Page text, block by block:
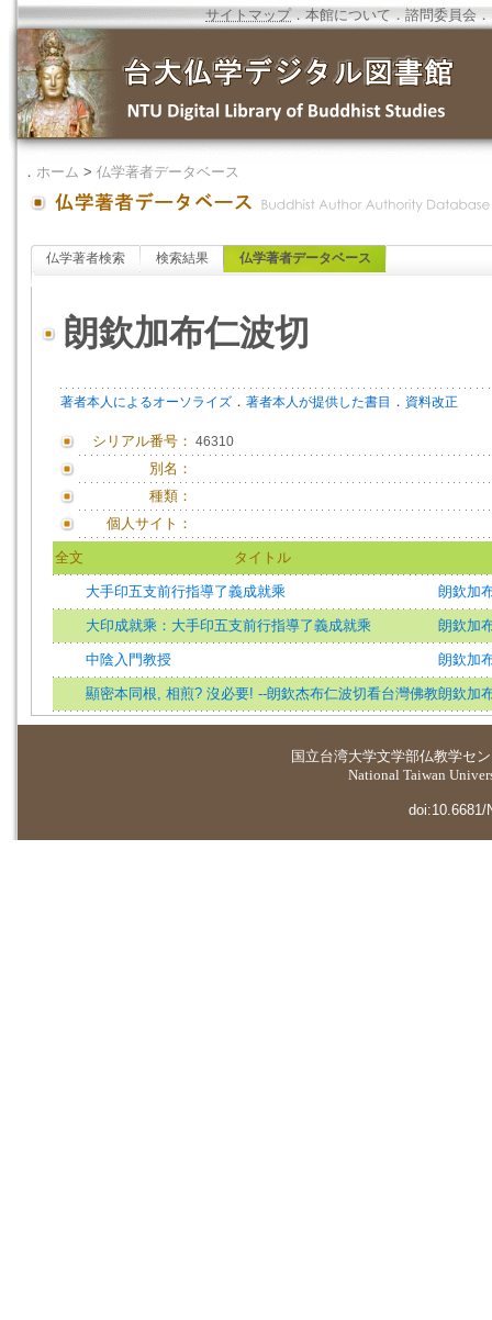
サイトマップ．本館について ．諮問委員会 ．
． ホーム > 仏学著者データベース
仏学著者検索 検索結果 仏学著者データベース
朗欽加布仁波切
著者本人によるオーソライズ ． 著者本人が提供した書目 ． 資料改正
シリアル番号： 46310
別名：
種類：
個人サイト：
全文 タイトル
大手印五支前行指導了義成就乘 朗欽加
大印成就乘：大手印五支前行指導了義成就乘 朗欽加
中陰入門教授 朗欽加
顯密本同根, 相煎? 沒必要! --朗欽杰布仁波切看台灣佛教朗欽加
国立台湾大学文学部仏教学セ
National Taiwan
doi:10.6681/